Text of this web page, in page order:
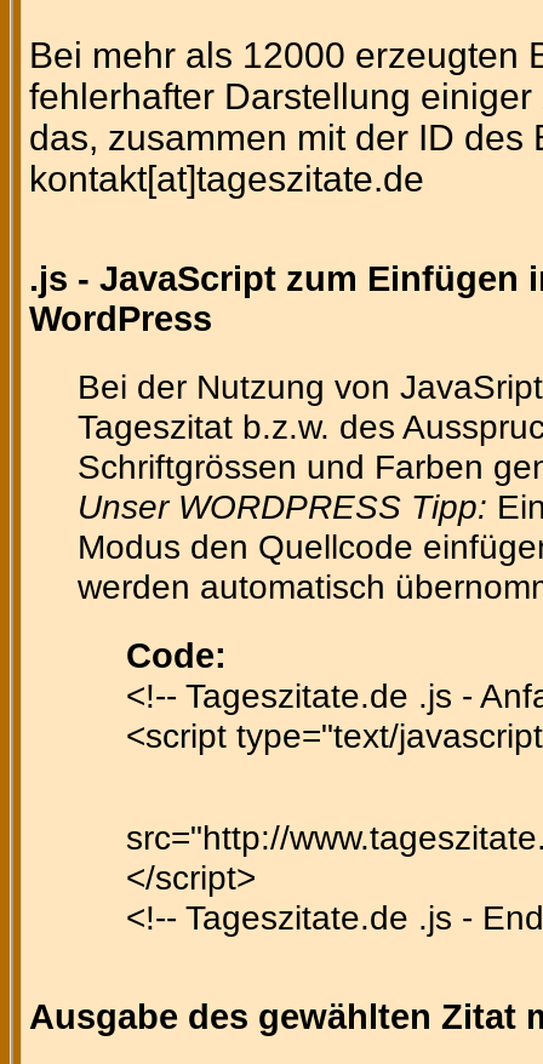
Bei mehr als 12000 erzeugten
fehlerhafter Darstellung
das, zusammen mit der ID
kontakt[at]tageszitate.de
.js - JavaScript zum Einfügen
WordPress
Bei der Nutzung von
Tageszitat b.z.w. des
Schriftgrössen und Farben
Unser WORDPRESS Tipp:
Modus den Quellcode
werden automatisch
Code:
<!-- Tageszitate.de .js -
<script type="text/
src="http://
</script>
<!-- Tageszitate.de .js -
Ausgabe des gewählten Zitat